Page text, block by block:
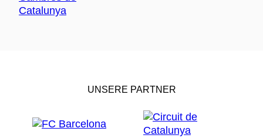
UNSERE PARTNER